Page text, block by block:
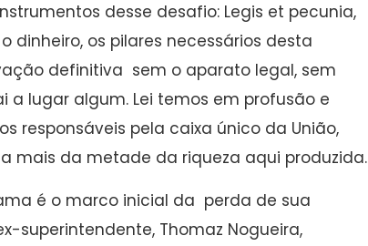
desse desafio: Legis et pecunia,
dinheiro, os pilares necessários desta
definitiva sem o aparato legal, sem
a lugar algum. Lei temos em profusão e
responsáveis pela caixa único da União,
mais da metade da riqueza aqui produzida.
é o marco inicial da perda de sua
superintendente, Thomaz Nogueira,